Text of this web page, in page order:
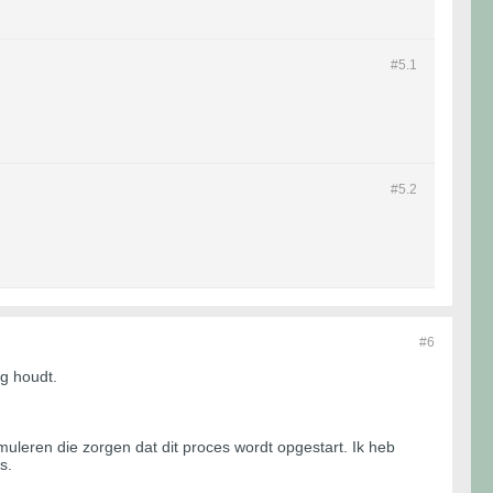
#5.1
#5.2
#6
houdt.
die zorgen dat dit proces wordt opgestart. Ik heb